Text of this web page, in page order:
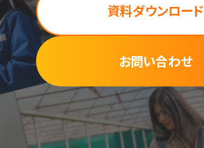
資料ダウンロード
お問い合わせ